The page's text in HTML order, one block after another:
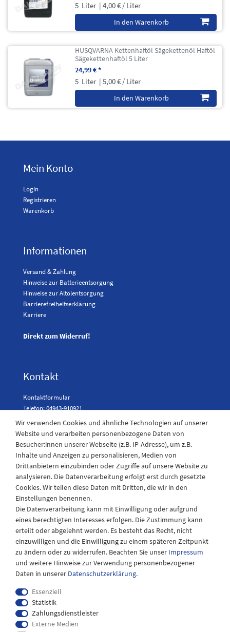
5 Liter | 4,00 € / Liter
In den Warenkorb
HUSQVARNA Kettenhaftöl Sägekettenöl Haftöl
Sägekettenhaftöl 5 Liter
24,99 € *
5 Liter | 5,00 € / Liter
In den Warenkorb
Mein Konto
Login
Registrieren
Warenkorb
Informationen
Versand & Zahlung
Hinweise zur Batterieentsorgung
Hinweise zur Altölentsorgung
Barrierefreiheitserklärung
Karriere
Direkt zum Widerruf!
Kontakt
Kontaktformular
Telefon: 04943-910921
Laden Öffnungszeiten
Montag - Freitag
08:30 - 12:30 und 13.00 - 17.30 Uhr
Samstags
08:30 bis 12:30 Uhr
Wir verwenden Cookies und ähnliche Technologien auf unserer
Website und verarbeiten personenbezogene Daten von
Besucher:innen unserer Webseite (z.B. IP-Adresse), um z.B.
Inhalte und Anzeigen zu personalisieren, Medien von
Drittanbietern einzubinden oder Zugriffe auf unsere Website zu
analysieren. Die Datenverarbeitung erfolgt erst durch gesetzte
Cookies. Wir teilen diese Daten mit Dritten, die wir in den
Einstellungen benennen.
Die Datenverarbeitung kann mit Einwilligung oder aufgrund
eines berechtigten Interesses erfolgen. Die Zustimmung kann
erteilt oder abgelehnt werden. Es besteht das Recht, nicht
einzuwilligen und die Einwilligung zu einem späteren Zeitpunkt
zu ändern oder zu widerrufen. Beachten Sie unser Impressum
und weitere Hinweise zur Verwendung personenbezogener
Daten in unserer Daten­schutz­erklärung.
Essenziell
Statistik
Zahlungsdienstleister
Externe Medien